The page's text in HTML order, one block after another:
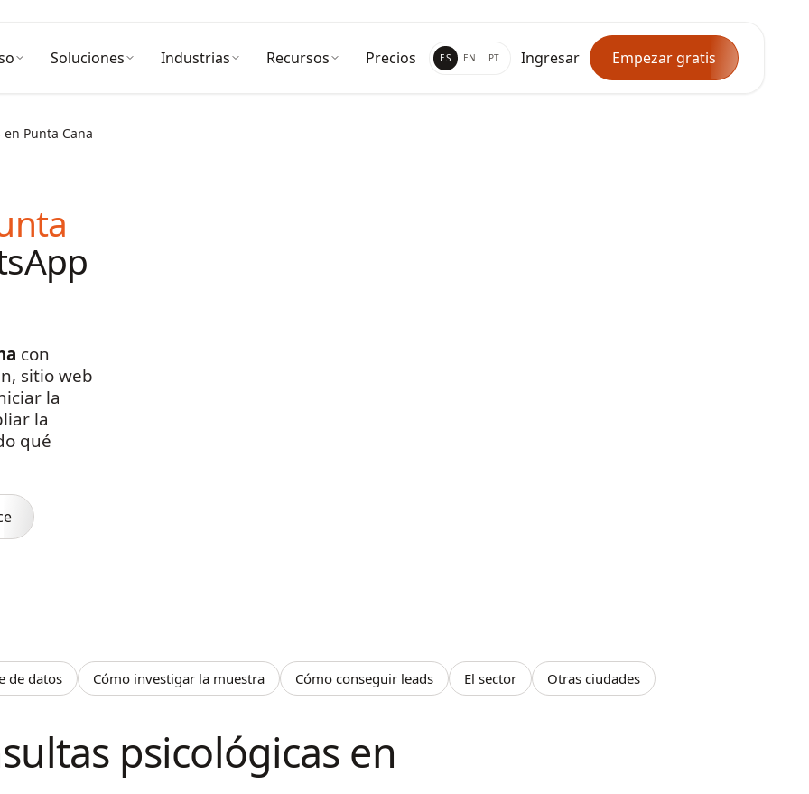
Soluciones Industrias Recursos Precios ES EN PT Ingresar Empezar gratis
en Punta Cana
con
sitio web
la
la
qué
de datos Cómo investigar la muestra Cómo conseguir leads El sector
Otras ciudades
psicológicas en